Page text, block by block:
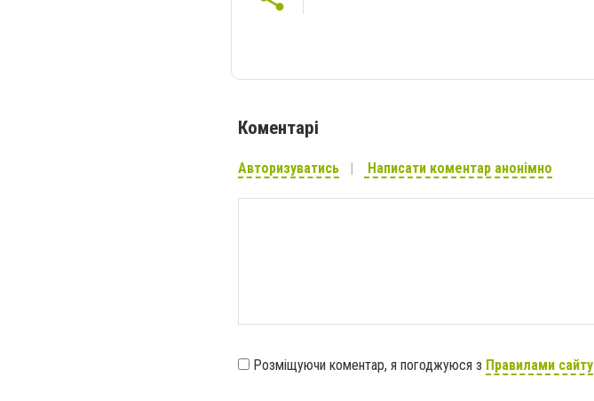
Коментарі
Авторизуватись Написати коментар анонімно
Розміщуючи коментар, я погоджуюся з Правилами сайту